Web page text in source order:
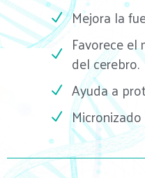
Mejora la
Favorece
del cerebro.
Ayuda a